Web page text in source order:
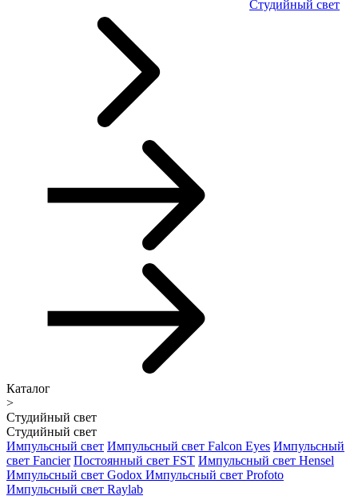
Студийный свет
Каталог
>
Студийный свет
Студийный свет
Импульсный свет Импульсный свет Falcon Eyes Импульсный
свет Fancier Постоянный свет FST Импульсный свет Hensel
Импульсный свет Godox Импульсный свет Profoto
Импульсный свет Raylab